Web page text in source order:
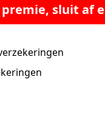
sluit af